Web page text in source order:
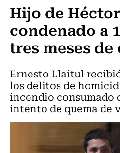
Hijo de
condenado a
tres meses de
Ernesto Llaitul
los delitos de
incendio consumado
intento de quema de